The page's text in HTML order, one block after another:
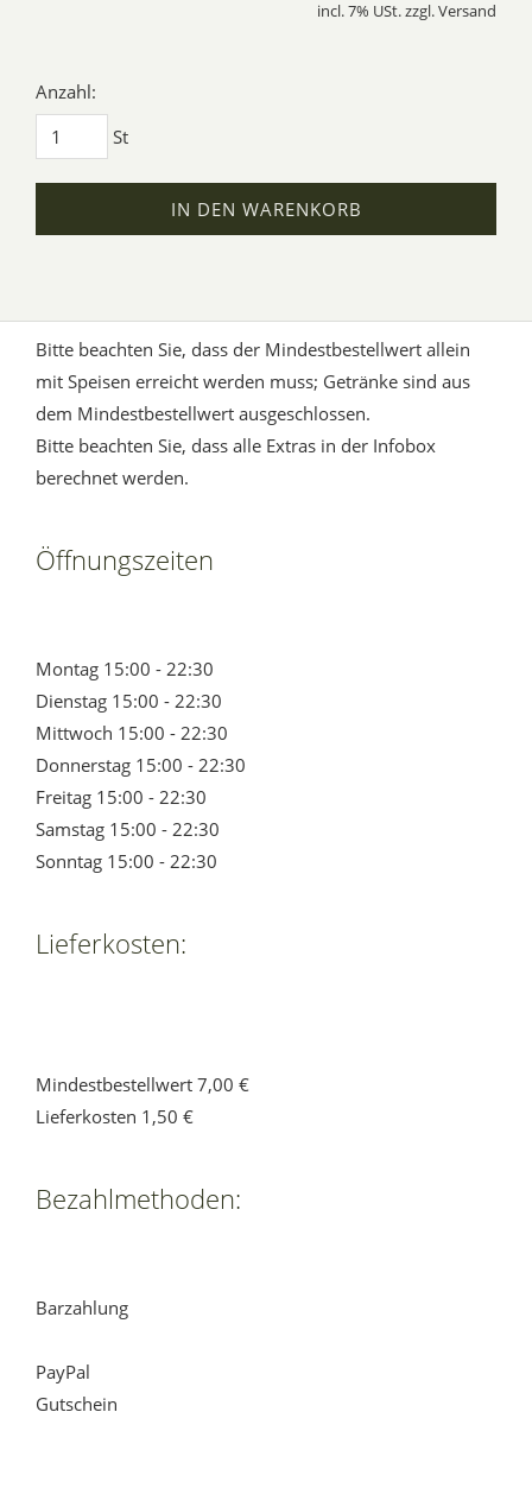
incl. 7% USt. zzgl. Versand
Anzahl:
St
IN DEN WARENKORB
Bitte beachten Sie, dass der Mindestbestellwert allein
mit Speisen erreicht werden muss; Getränke sind aus
dem Mindestbestellwert ausgeschlossen.
Bitte beachten Sie, dass alle Extras in der Infobox
berechnet werden.
Öffnungszeiten
Montag 15:00 - 22:30
Dienstag 15:00 - 22:30
Mittwoch 15:00 - 22:30
Donnerstag 15:00 - 22:30
Freitag 15:00 - 22:30
Samstag 15:00 - 22:30
Sonntag 15:00 - 22:30
Lieferkosten:
Mindestbestellwert 7,00 €
Lieferkosten 1,50 €
Bezahlmethoden:
Barzahlung
PayPal
Gutschein